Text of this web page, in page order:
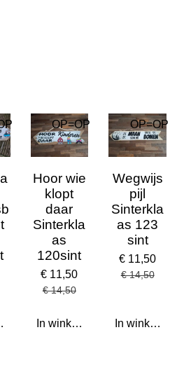
OP=OP
Hoor wie
klopt
daar
Sinterkla
as
120sint
€ 11,50
€ 14,50
In winkelwagen
OP=OP
Wegwijs
pijl
Sinterkla
as 123
sint
€ 11,50
€ 14,50
In